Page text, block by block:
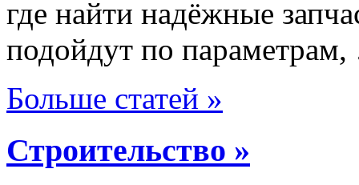
где найти надёжные
подойдут по
Больше статей »
Строительство »